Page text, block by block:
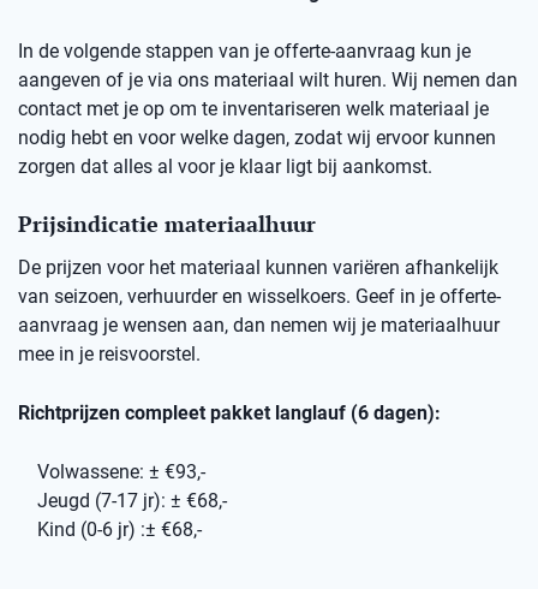
In de volgende stappen van je offerte-aanvraag kun je
aangeven of je via ons materiaal wilt huren. Wij nemen dan
contact met je op om te inventariseren welk materiaal je
nodig hebt en voor welke dagen, zodat wij ervoor kunnen
zorgen dat alles al voor je klaar ligt bij aankomst.
Prijsindicatie materiaalhuur
De prijzen voor het materiaal kunnen variëren afhankelijk
van seizoen, verhuurder en wisselkoers. Geef in je offerte-
aanvraag je wensen aan, dan nemen wij je materiaalhuur
mee in je reisvoorstel.
Richtprijzen compleet pakket langlauf (6 dagen):
Volwassene: ± €93,-
Jeugd (7-17 jr): ± €68,-
Kind (0-6 jr) :± €68,-